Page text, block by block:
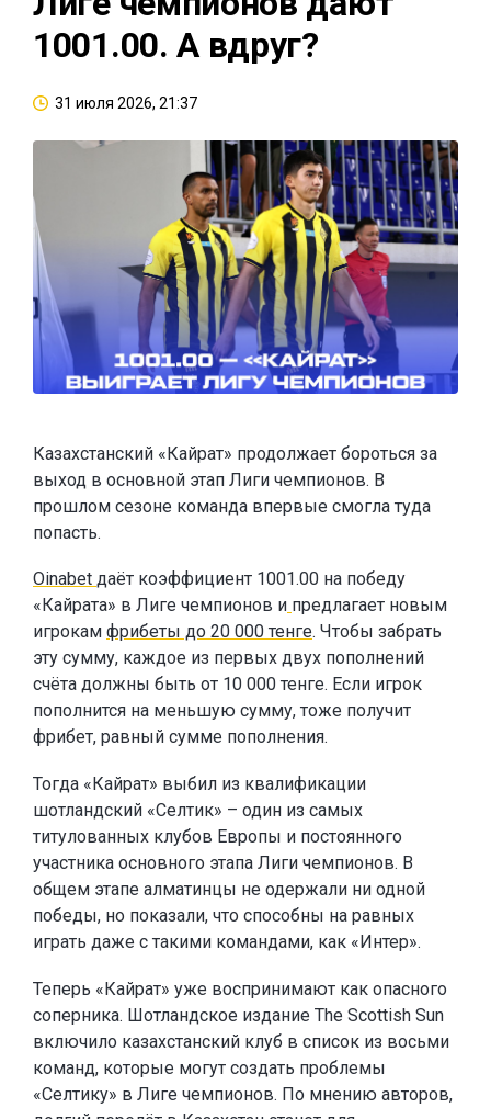
1001.00. А вдруг?
31 июля 2026, 21:37
Казахстанский «Кайрат» продолжает бороться за
выход в основной этап Лиги чемпионов. В
прошлом сезоне команда впервые смогла туда
попасть.
Oinabet даёт коэффициент 1001.00 на победу
«Кайрата» в Лиге чемпионов и предлагает новым
игрокам фрибеты до 20 000 тенге. Чтобы забрать
эту сумму, каждое из первых двух пополнений
счёта должны быть от 10 000 тенге. Если игрок
пополнится на меньшую сумму, тоже получит
фрибет, равный сумме пополнения.
Тогда «Кайрат» выбил из квалификации
шотландский «Селтик» – один из самых
титулованных клубов Европы и постоянного
участника основного этапа Лиги чемпионов. В
общем этапе алматинцы не одержали ни одной
победы, но показали, что способны на равных
играть даже с такими командами, как «Интер».
Теперь «Кайрат» уже воспринимают как опасного
соперника. Шотландское издание The Scottish Sun
включило казахстанский клуб в список из восьми
команд, которые могут создать проблемы
«Селтику» в Лиге чемпионов. По мнению авторов,